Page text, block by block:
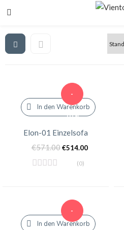
-
10%
In den Warenkorb
Elon-01 Einzelsofa
€571.00 €514.00
(0)
-
In den Warenkorb